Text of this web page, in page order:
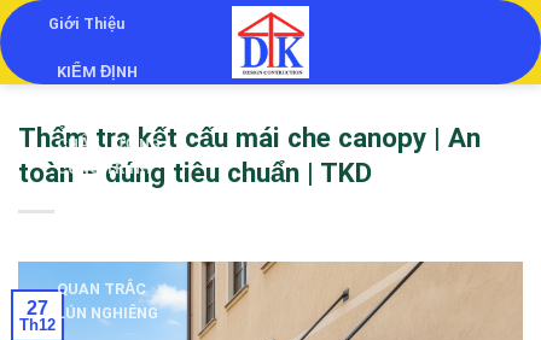
Skip
to
content
Giới Thiệu
KIỂM ĐỊNH
CHẤT LƯỢNG
CÔNG TRÌNH
QUAN TRẮC
LÚN NGHIÊNG
Thẩm tra kết cấu mái che canopy | An
toàn – đúng tiêu chuẩn | TKD
27
Th12